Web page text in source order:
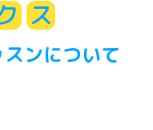
ス
ンについて